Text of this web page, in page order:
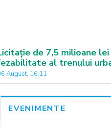
de 7,5 milioane
al trenului
August, 16:11
EVENIMENTE